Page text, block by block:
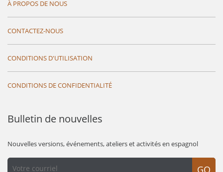
À PROPOS DE NOUS
CONTACTEZ-NOUS
CONDITIONS D'UTILISATION
CONDITIONS DE CONFIDENTIALITÉ
Bulletin de nouvelles
Nouvelles versions, événements, ateliers et activités en espagnol
GO